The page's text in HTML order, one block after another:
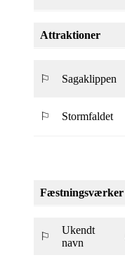
Attraktioner
⚐ Sagaklippen
⚐ Stormfaldet
Fæstningsværker
⚐
Ukendt
navn